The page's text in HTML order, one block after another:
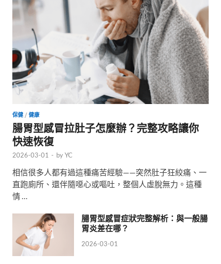
保健 / 健康
腸胃型感冒拉肚子怎麼辦？完整攻略讓你
快速恢復
2026-03-01 - byYC
相信很多人都有過這種痛苦經驗——突然肚子狂絞痛、一
直跑廁所、還伴隨噁心或嘔吐，整個人虛脫無力。這種
情 …
腸胃型感冒症狀完整解析：與一般腸
胃炎差在哪？
2026-03-01